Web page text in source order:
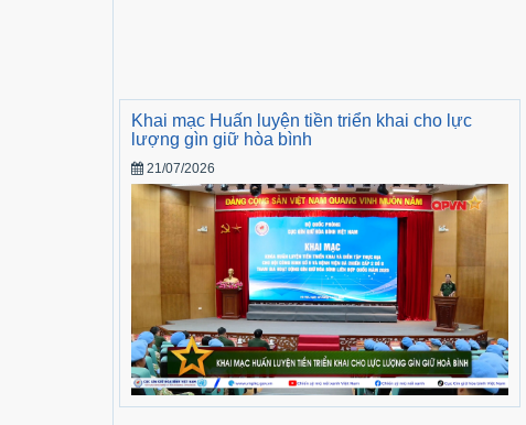
Khai mạc Huấn luyện tiền triển khai cho lực
lượng gìn giữ hòa bình
21/07/2026